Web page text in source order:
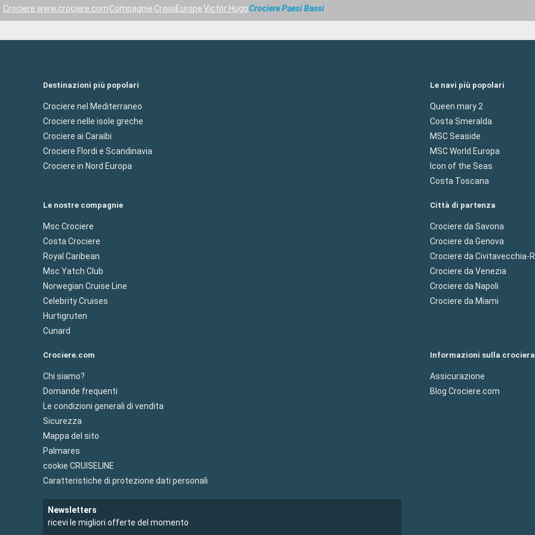
Crociere www.crociere.comCompagnie CroisiEuropeVictor HugoCrociere Paesi Bassi
Destinazioni più popolari
Crociere nel Mediterraneo
Crociere nelle isole greche
Crociere ai Caraibi
Crociere Flordi e Scandinavia
Crociere in Nord Europa
Le navi più popolari
Queen mary 2
Costa Smeralda
MSC Seaside
MSC World Europa
Icon of the Seas
Costa Toscana
Le nostre compagnie
Msc Crociere
Costa Crociere
Royal Caribean
Msc Yatch Club
Norwegian Cruise Line
Celebrity Cruises
Hurtigruten
Cunard
Città di partenza
Crociere da Savona
Crociere da Genova
Crociere da Civitavecchia-
Crociere da Venezia
Crociere da Napoli
Crociere da Miami
Crociere.com
Chi siamo?
Domande frequenti
Le condizioni generali di vendita
Sicurezza
Mappa del sito
Palmares
cookie CRUISELINE
Caratteristiche di protezione dati personali
Informazioni sulla crociera
Assicurazione
Blog Crociere.com
Newsletters
ricevi le migliori offerte del momento